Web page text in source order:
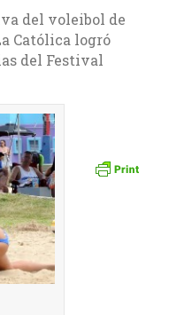
del voleibol de
Católica logró
del Festival